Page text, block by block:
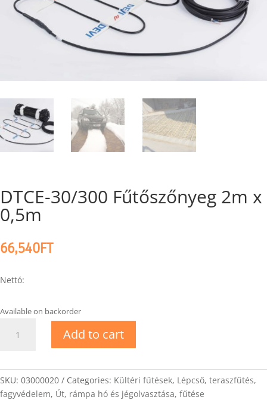
DTCE-30/300 Fűtőszőnyeg 2m x
0,5m
66,540FT
Nettó:
Available on backorder
30/300
x
0,5m
Add to cart
SKU: 03000020 Categories: Kültéri fűtések, Lépcső, teraszfűtés,
fagyvédelem, Út, rámpa hó és jégolvasztása, fűtése